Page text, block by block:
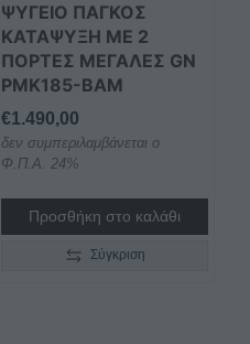
ΨΥΓΕΙΟ ΠΑΓΚΟΣ
ΚΑΤΑΨΥΞΗ ΜΕ 2
ΠΟΡΤΕΣ ΜΕΓΑΛΕΣ GN
PMK185-BAM
€1.490,00
δεν συμπεριλαμβάνεται ο
Φ.Π.Α. 24%
Προσθήκη στο καλάθι
Σύγκριση